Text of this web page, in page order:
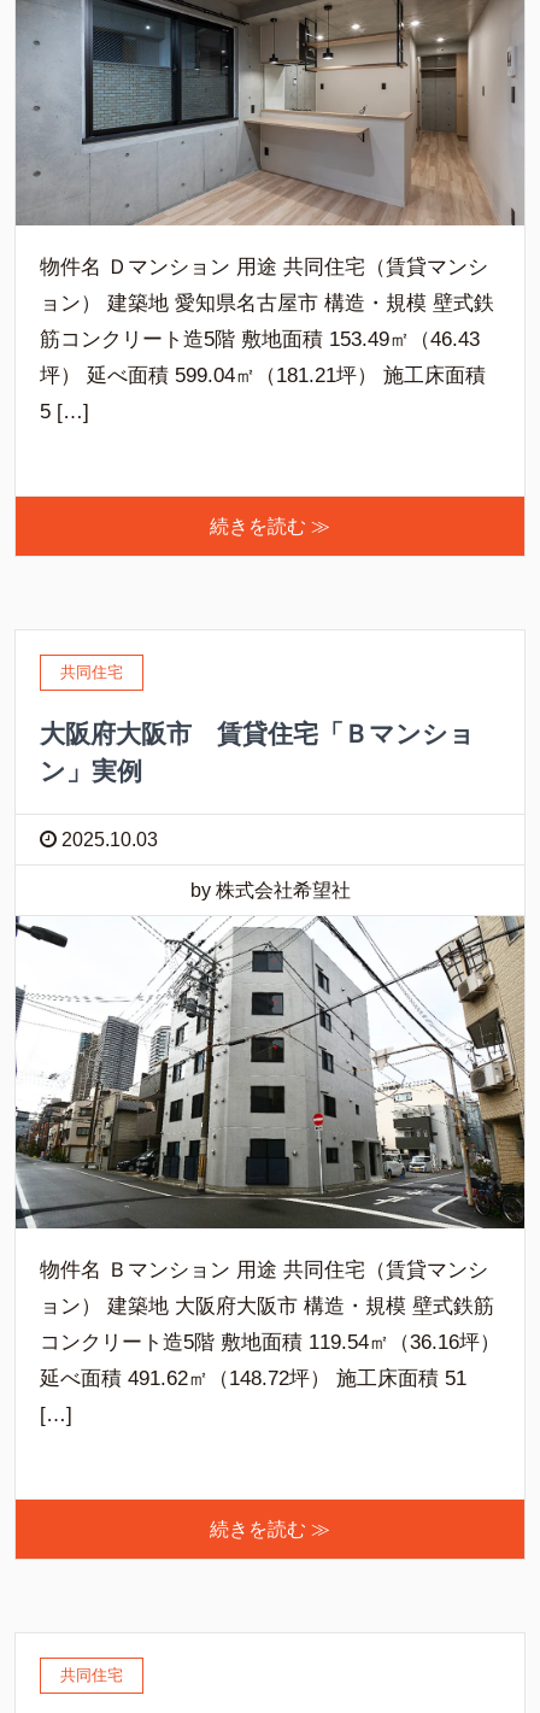
物件名 Ｄマンション 用途 共同住宅（賃貸マンシ
ョン） 建築地 愛知県名古屋市 構造・規模 壁式鉄
筋コンクリート造5階 敷地面積 153.49㎡（46.43
坪） 延べ面積 599.04㎡（181.21坪） 施工床面積
5 […]
続きを読む ≫
共同住宅
大阪府大阪市 賃貸住宅「Ｂマンショ
ン」実例
2025.10.03
by 株式会社希望社
物件名 Ｂマンション 用途 共同住宅（賃貸マンシ
ョン） 建築地 大阪府大阪市 構造・規模 壁式鉄筋
コンクリート造5階 敷地面積 119.54㎡（36.16坪）
延べ面積 491.62㎡（148.72坪） 施工床面積 51
[…]
続きを読む ≫
共同住宅